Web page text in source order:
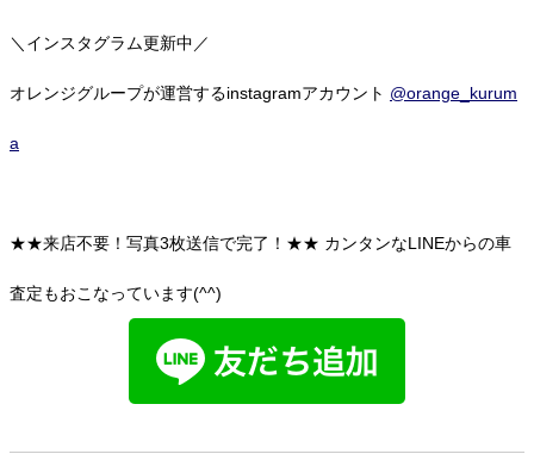
＼インスタグラム更新中／
オレンジグループが運営するinstagramアカウント @orange_kurum
a
★★来店不要！写真3枚送信で完了！★★ カンタンなLINEからの車
査定もおこなっています(^^)